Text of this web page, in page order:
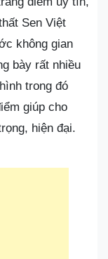
Sen Việt
không gian
bày rất nhiều
trong đó
giúp cho
hiện đại.